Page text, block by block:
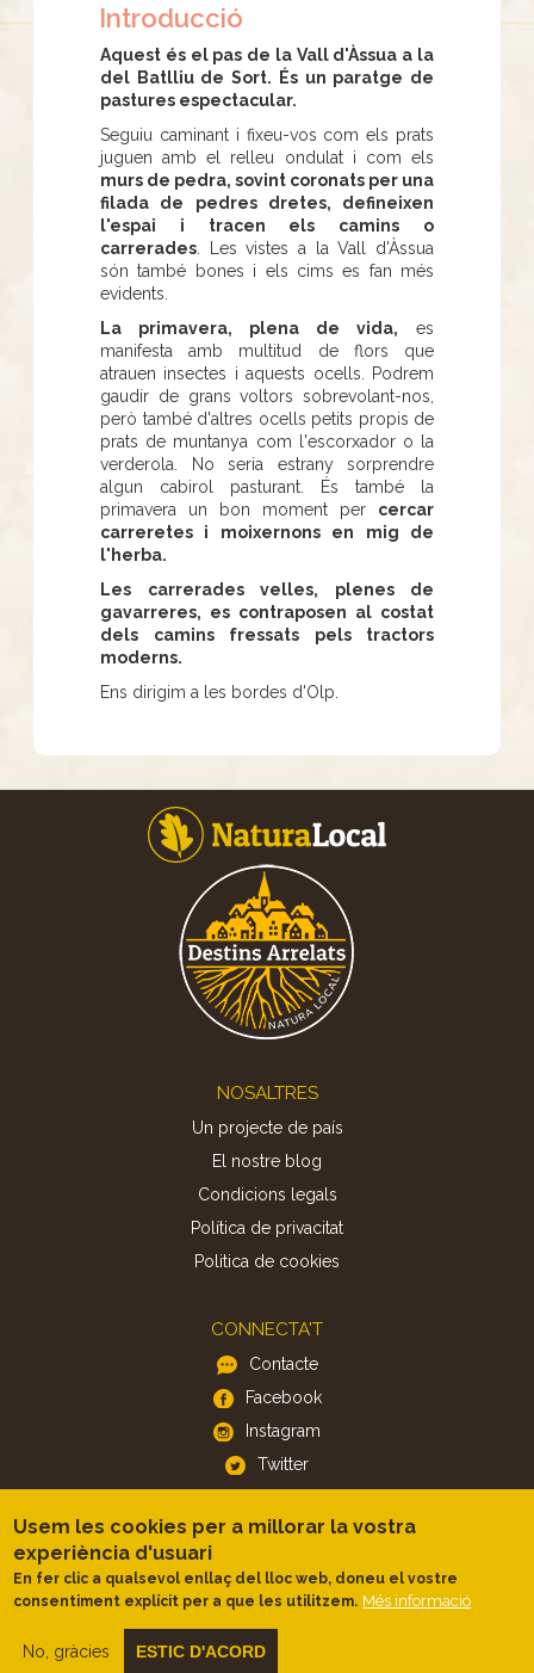
Introducció
Aquest és el pas de la Vall d'Àssua a la
del Batlliu de Sort. És un paratge de
pastures espectacular.
Seguiu caminant i fixeu-vos com els prats
juguen amb el relleu ondulat i com els
murs de pedra, sovint coronats per una
filada de pedres dretes, defineixen
l'espai i tracen els camins o
carrerades . Les vistes a la Vall d'Àssua
són també bones i els cims es fan més
evidents.
La primavera, plena de vida, es
manifesta amb multitud de flors que
atrauen insectes i aquests ocells. Podrem
gaudir de grans voltors sobrevolant-nos,
però també d'altres ocells petits propis de
prats de muntanya com l'escorxador o la
verderola. No seria estrany sorprendre
algun cabirol pasturant. És també la
primavera un bon moment per cercar
carreretes i moixernons en mig de
l'herba.
Les carrerades velles, plenes de
gavarreres, es contraposen al costat
dels camins fressats pels tractors
moderns.
Ens dirigim a les bordes d'Olp.
NOSALTRES
Un projecte de país
El nostre blog
Condicions legals
Política de privacitat
Politica de cookies
CONNECTA'T
Contacte
Facebook
Instagram
Twitter
APP
Android
Usem les cookies per a millorar la vostra
experiència d'usuari
En fer clic a qualsevol enllaç del lloc web, doneu el vostre
consentiment explícit per a que les utilitzem. Més informació
No, gràcies ESTIC D'ACORD